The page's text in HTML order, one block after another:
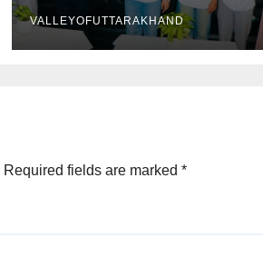
VALLEYOFUTTARAKHAND
Required fields are marked *